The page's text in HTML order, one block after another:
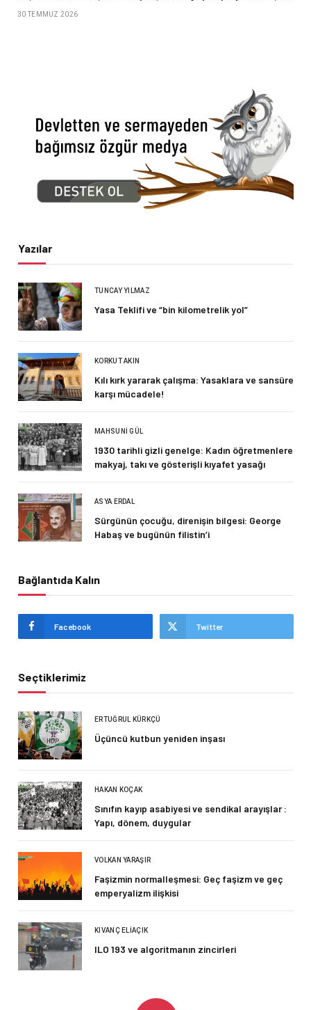
30 TEMMUZ 2026
Yazılar
TUNCAY YILMAZ
Yasa Teklifi ve “bin kilometrelik yol”
KORKUT AKIN
Kılı kırk yararak çalışma: Yasaklara ve sansüre
karşı mücadele!
MAHSUNI GÜL
1930 tarihli gizli genelge: Kadın öğretmenlere
makyaj, takı ve gösterişli kıyafet yasağı
ASYA ERDAL
Sürgünün çocuğu, direnişin bilgesi: George
Habaş ve bugünün filistin’i
Bağlantıda Kalın
Facebook Twitter
Seçtiklerimiz
ERTUĞRUL KÜRKÇÜ
Üçüncü kutbun yeniden inşası
HAKAN KOÇAK
Sınıfın kayıp asabiyesi ve sendikal arayışlar :
Yapı, dönem, duygular
VOLKAN YARAŞIR
Faşizmin normalleşmesi: Geç faşizm ve geç
emperyalizm ilişkisi
KIVANÇ ELIAÇIK
ILO 193 ve algoritmanın zincirleri